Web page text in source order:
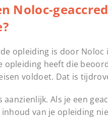
Noloc-
opleiding is door
opleiding heeft die
voldoet. Dat is
aanzienlijk. Als je een
van je opleiding